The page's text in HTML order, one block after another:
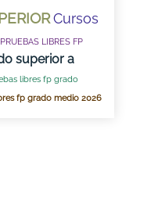
Cursos
PRUEBAS LIBRES FP
superior a
libres fp grado
fp grado medio 2026